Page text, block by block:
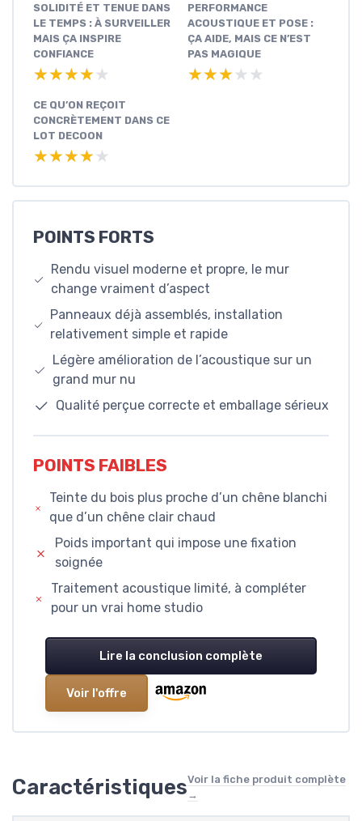
SOLIDITÉ ET TENUE DANS
LE TEMPS : À SURVEILLER
MAIS ÇA INSPIRE
CONFIANCE
★★★★★
★★★★★
PERFORMANCE
ACOUSTIQUE ET POSE :
ÇA AIDE, MAIS CE N’EST
PAS MAGIQUE
★★★★★
★★★★★
CE QU’ON REÇOIT
CONCRÈTEMENT DANS CE
LOT DECOON
★★★★★
★★★★★
POINTS FORTS
Rendu visuel moderne et propre, le mur
change vraiment d’aspect
Panneaux déjà assemblés, installation
relativement simple et rapide
Légère amélioration de l’acoustique sur un
grand mur nu
Qualité perçue correcte et emballage sérieux
POINTS FAIBLES
Teinte du bois plus proche d’un chêne blanchi
que d’un chêne clair chaud
Poids important qui impose une fixation
soignée
Traitement acoustique limité, à compléter
pour un vrai home studio
Lire la conclusion complète
Voir l'offre
CaractéristiquesVoir la fiche produit complète
→